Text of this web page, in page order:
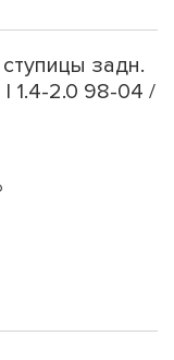
задн.
1.4-2.0 98-04 /